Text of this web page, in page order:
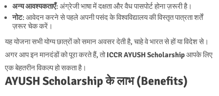
अन्य आवश्यकताएँ: अंग्रेजी भाषा में दक्षता और वैध पासपोर्ट होना ज़रूरी है।
नोट: आवेदन करने से पहले अपनी पसंद के विश्वविद्यालय की विस्तृत पात्रता शर्तें
ज़रूर चेक करें।
यह योजना सभी योग्य छात्रों को समान अवसर देती है, चाहे वे भारत से हों या विदेश से।
अगर आप इन मानदंडों को पूरा करते हैं, तोICCR AYUSH Scholarshipआपके लिए
एक बेहतरीन विकल्प हो सकता है।
AYUSH Scholarship के लाभ (Benefits)